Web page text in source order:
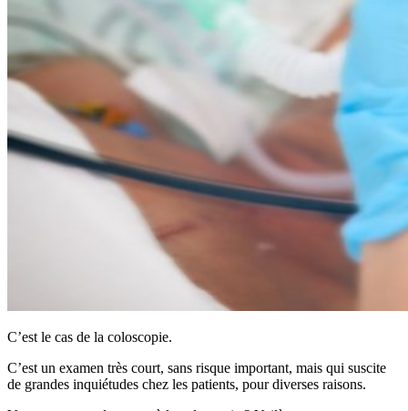
C’est le cas de la coloscopie.
C’est un examen très court, sans risque important, mais qui suscite
de grandes inquiétudes chez les patients, pour diverses raisons.